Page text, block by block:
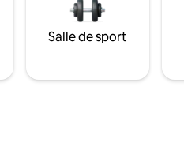
Salle de sport